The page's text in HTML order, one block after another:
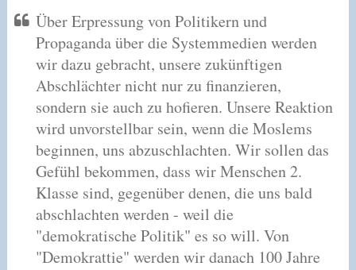
Über Erpressung von Politikern und
Propaganda über die Systemmedien werden
wir dazu gebracht, unsere zukünftigen
Abschlächter nicht nur zu finanzieren,
sondern sie auch zu hofieren. Unsere Reaktion
wird unvorstellbar sein, wenn die Moslems
beginnen, uns abzuschlachten. Wir sollen das
Gefühl bekommen, dass wir Menschen 2.
Klasse sind, gegenüber denen, die uns bald
abschlachten werden - weil die
"demokratische Politik" es so will. Von
"Demokrattie" werden wir danach 100 Jahre